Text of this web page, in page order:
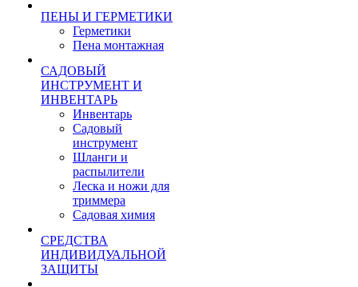
ПЕНЫ И ГЕРМЕТИКИ
Герметики
Пена монтажная
САДОВЫЙ
ИНСТРУМЕНТ И
ИНВЕНТАРЬ
Инвентарь
Садовый
инструмент
Шланги и
распылители
Леска и ножи для
триммера
Садовая химия
СРЕДСТВА
ИНДИВИДУАЛЬНОЙ
ЗАЩИТЫ